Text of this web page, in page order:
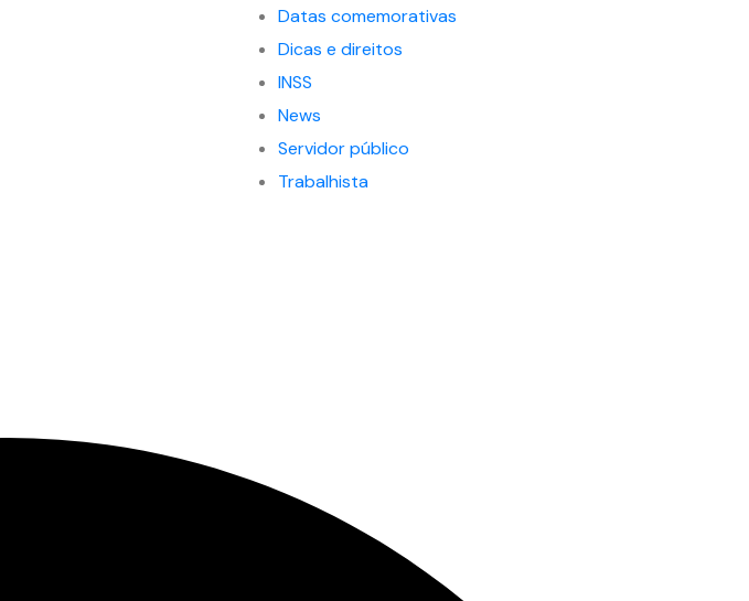
Datas comemorativas
Dicas e direitos
INSS
News
Servidor público
Trabalhista